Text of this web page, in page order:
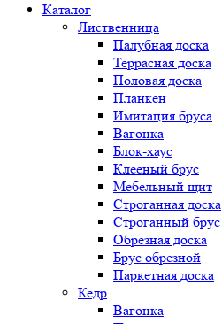
Каталог
Лиственница
Палубная доска
Террасная доска
Половая доска
Планкен
Имитация бруса
Вагонка
Блок-хаус
Клееный брус
Мебельный щит
Строганная доска
Строганный брус
Обрезная доска
Брус обрезной
Паркетная доска
Кедр
Вагонка